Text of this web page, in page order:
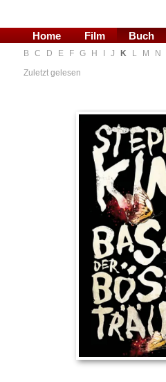
Home Film Buch
B C D E F G H J K L M N
Zuletzt gelesen